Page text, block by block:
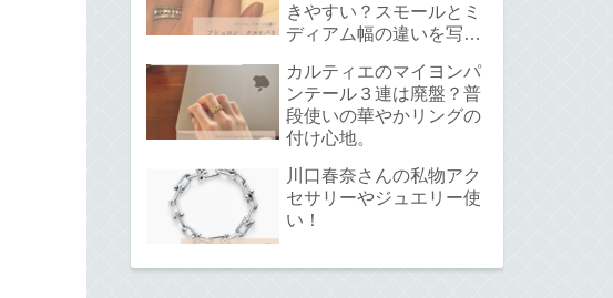
きやすい？スモールとミ
ディアム幅の違いを写真
カルティエのマイヨンパ
ンテール３連は廃盤？普
段使いの華やかリングの
付け心地。
川口春奈さんの私物アク
セサリーやジュエリー使
い！